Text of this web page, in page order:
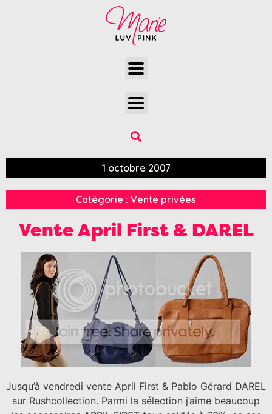
1 octobre 2007
Catégorie : Vente privées
Vente April First & DAREL
Jusqu’à vendredi vente April First & Pablo Gérard DAREL
sur Rushcollection. Parmi la sélection j’aime beaucoup